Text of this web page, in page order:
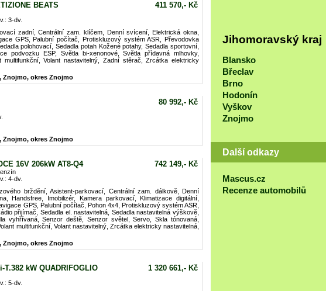
BEATS 411 570,- Kč
3-dv.
zadní, Centrální zam. klíčem, Denní svícení, Elektrická okna,
GPS, Palubní počítač, Protiskluzový systém ASR, Převodovka
polohovací, Sedadla potah Kožené potahy, Sedadla sportovní,
podvozku ESP, Světla bi-xenonové, Světla přídavná mlhovky,
multifunkční, Volant nastavitelný, Zadní stěrač, Zrcátka elektricky
Znojmo, okres Znojmo
80 992,- Kč
Znojmo, okres Znojmo
16V 206kW AT8-Q4 742 149,- Kč
4-dv.
brždění, Asistent-parkovací, Centrální zam. dálkově, Denní
Handsfree, Imobilizér, Kamera parkovací, Klimatizace digitální,
GPS, Palubní počítač, Pohon 4x4, Protiskluzový systém ASR,
přijímač, Sedadla el. nastavitelná, Sedadla nastavitelná výškově,
vyhřívaná, Senzor deště, Senzor světel, Servo, Skla tónovaná,
multifunkční, Volant nastavitelný, Zrcátka elektricky nastavitelná,
Znojmo, okres Znojmo
kW QUADRIFOGLIO 1 320 661,- Kč
5-dv.
Jihomoravský kraj
Blansko
Břeclav
Brno
Hodonín
Vyškov
Znojmo
Další odkazy
Mascus.cz
Recenze automobilů